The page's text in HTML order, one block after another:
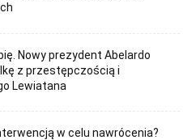
Nowy prezydent Abelardo
z przestępczością i
Lewiatana
w celu nawrócenia?